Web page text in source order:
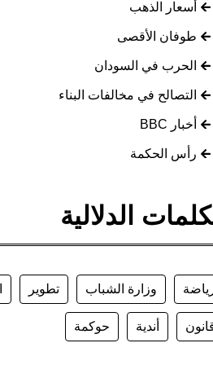
أسعار الذهب
طوفان الأقصى
الحرب في السودان
التصالح في مخالفات البناء
أخبار BBC
رأس الحكمة
الدلالية
وزارة الشباب تطوير
أندية حوكمة